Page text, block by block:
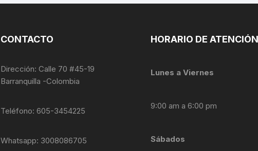
CONTACTO
Dirección: Calle 70 #45-19
Barranquilla -Colombia
Teléfono: 605-3454225
Whatsapp: 3008086705
HORARIO DE ATENCIÓN
Lunes a Viernes
9:00 am a 6:00 pm
Sábados